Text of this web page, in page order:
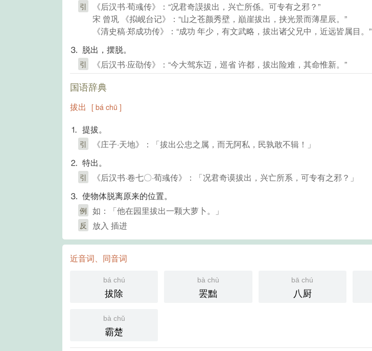
引
《后汉书·荀彧传》：“况君奇謨拔出，兴亡所係。可专有之邪？”
宋 曾巩 《拟岘台记》：“山之苍颜秀壁，巔崖拔出，挟光景而薄星辰。”
《清史稿·郑成功传》：“成功 年少，有文武略，拔出诸父兄中，近远皆属目。”
⒊ 脱出，摆脱。
引 《后汉书·应劭传》：“今大驾东迈，巡省 许都，拔出险难，其命惟新。”
国语辞典
拔出 [ bá chū ]
⒈ 提拔。
引
《庄子·天地》：「拔出公忠之属，而无阿私，民孰敢不辑！」
⒉ 特出。
引
《后汉书·卷七〇·荀彧传》：「况君奇谟拔出，兴亡所系，可专有之邪？」
⒊ 使物体脱离原来的位置。
例 如：「他在园里拔出一颗大萝卜。」
反 放入 插进
近音词、同音词
bá chú
拔除
bà chù
罢黜
bā chú
八厨
bà chǔ
霸楚